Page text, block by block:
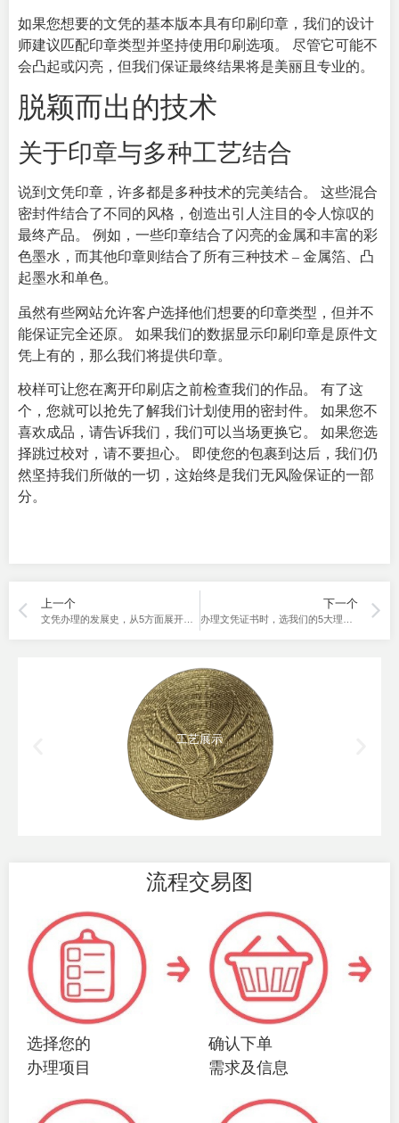
如果您想要的文凭的基本版本具有印刷印章，我们的设计
师建议匹配印章类型并坚持使用印刷选项。 尽管它可能不
会凸起或闪亮，但我们保证最终结果将是美丽且专业的。
脱颖而出的技术
关于印章与多种工艺结合
说到文凭印章，许多都是多种技术的完美结合。 这些混合
密封件结合了不同的风格，创造出引人注目的令人惊叹的
最终产品。 例如，一些印章结合了闪亮的金属和丰富的彩
色墨水，而其他印章则结合了所有三种技术 – 金属箔、凸
起墨水和单色。
虽然有些网站允许客户选择他们想要的印章类型，但并不
能保证完全还原。 如果我们的数据显示印刷印章是原件文
凭上有的，那么我们将提供印章。
校样可让您在离开印刷店之前检查我们的作品。 有了这
个，您就可以抢先了解我们计划使用的密封件。 如果您不
喜欢成品，请告诉我们，我们可以当场更换它。 如果您选
择跳过校对，请不要担心。 即使您的包裹到达后，我们仍
然坚持我们所做的一切，这始终是我们无风险保证的一部
分。
上一个 下一个
工艺展示
流程交易图
选择您的
办理项目
确认下单
需求及信息